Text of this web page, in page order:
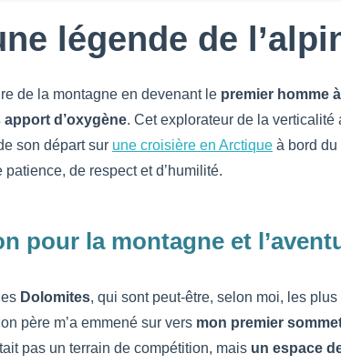
légende de
de la montagne en devenant le premier homme
d’oxygène. Cet explorateur de la verticalité
son départ sur une croisière en Arctique à bord du
de respect et d’humilité.
pour la montagne et
Dolomites, qui sont peut-être, selon moi, les
père m’a emmené sur vers mon premier
pas un terrain de compétition, mais un espace